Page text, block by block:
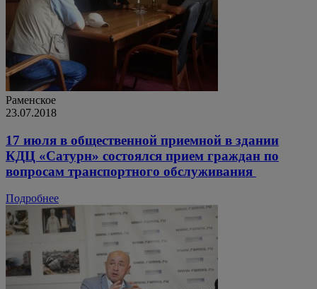
Раменское
23.07.2018
17 июля в общественной приемной в здании
КДЦ «Сатурн» состоялся прием граждан по
вопросам транспортного обслуживания
Подробнее